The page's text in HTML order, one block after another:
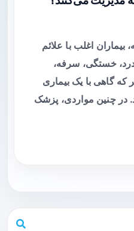
اغلب با علائم
خستگی، سرفه،
گاهی با یک بیماری
در چنین مواردی، پزشک